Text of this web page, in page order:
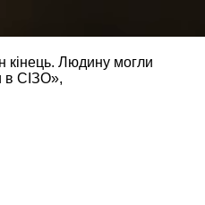
кінець. Людину могли
в СІЗО»,